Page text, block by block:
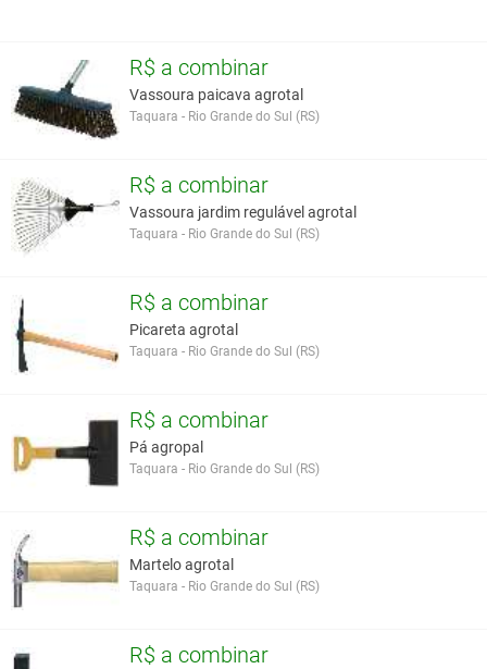
R$ a combinar
Vassoura paicava agrotal
Taquara - Rio Grande do Sul (RS)
R$ a combinar
Vassoura jardim regulável agrotal
Taquara - Rio Grande do Sul (RS)
R$ a combinar
Picareta agrotal
Taquara - Rio Grande do Sul (RS)
R$ a combinar
Pá agropal
Taquara - Rio Grande do Sul (RS)
R$ a combinar
Martelo agrotal
Taquara - Rio Grande do Sul (RS)
R$ a combinar